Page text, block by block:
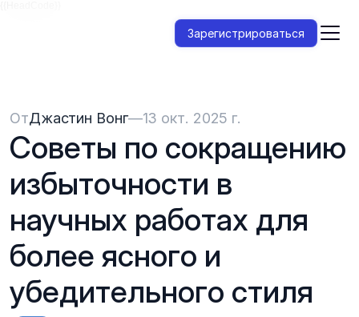
Зарегистрироваться
ОтДжастин Вонг—13 окт. 2025 г.
Советы по сокращению
избыточности в
научных работах для
более ясного и
убедительного стиля